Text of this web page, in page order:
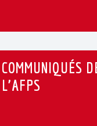
COMMUNIQUÉS
L’AFPS